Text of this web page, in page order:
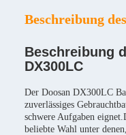
Beschreibung
Beschreibung
DX300LC
Der Doosan DX300LC
zuverlässiges
schwere Aufgaben
beliebte Wahl unter